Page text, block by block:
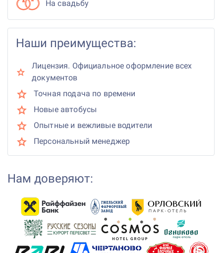
На свадьбу
Наши преимущества:
Лицензия. Официальное оформление всех
документов
Точная подача по времени
Новые автобусы
Опытные и вежливые водители
Персональный менеджер
Нам доверяют: